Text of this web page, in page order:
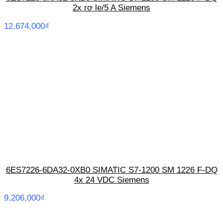
2x rơ le/5 A Siemens
12,674,000₫
6ES7226-6DA32-0XB0 SIMATIC S7-1200 SM 1226 F-DQ
4x 24 VDC Siemens
9,206,000₫